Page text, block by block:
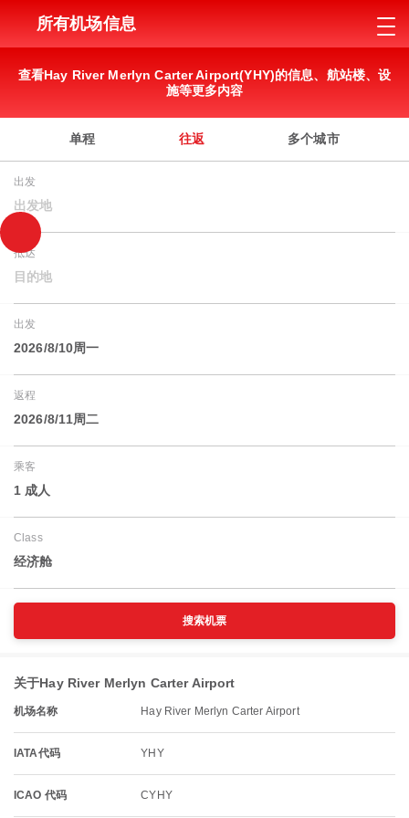
所有机场信息
查看Hay River Merlyn Carter Airport(YHY)的信息、航站楼、设
施等更多内容
单程 往返 多个城市
出发
出发地
抵达
目的地
出发
2026/8/10周一
返程
2026/8/11周二
乘客
1 成人
Class
经济舱
搜索机票
关于Hay River Merlyn Carter Airport
机场名称 Hay River Merlyn Carter Airport
IATA代码 YHY
ICAO 代码 CYHY